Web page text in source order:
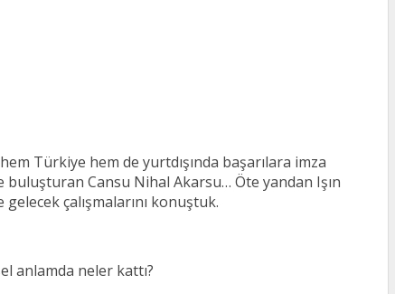
Türkiye hem de yurtdışında başarılara imza
buluşturan Cansu Nihal Akarsu… Öte yandan Işın
çalışmalarını konuştuk.
anlamda neler kattı?